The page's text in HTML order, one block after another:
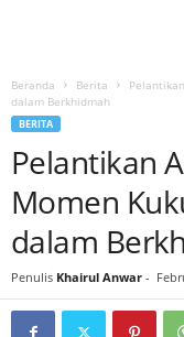
Beranda Berita
dalam Berkhidmah
BERITA
Pelantikan
Momen
dalam
Penulis Khairul Anwar -